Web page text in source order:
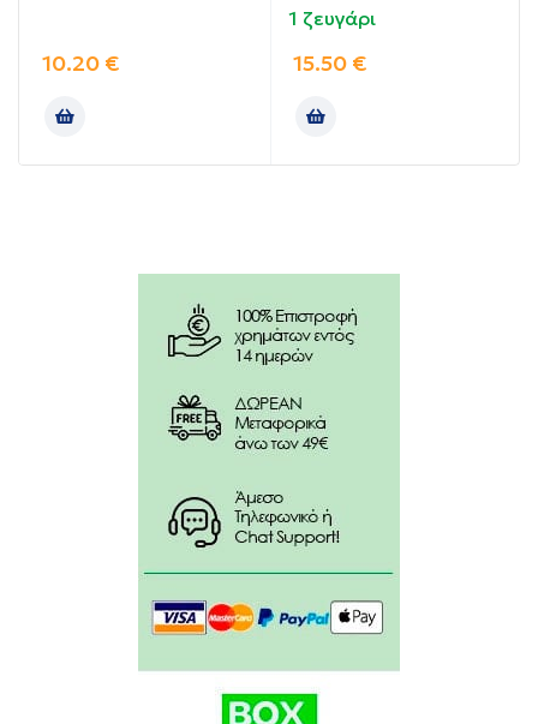
10.20 €
1 ζευγάρι
15.50 €